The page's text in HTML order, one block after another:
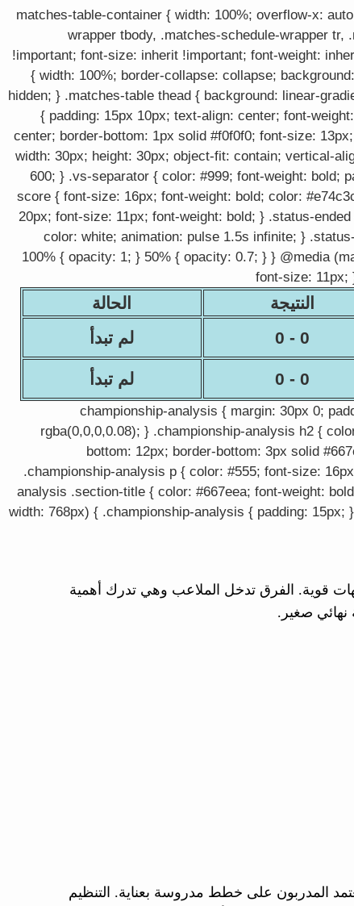
.matches-table-container { width: 100%; overflow-x:
wrapper tbody, .matches-schedule-wrapper tr,
!important; font-size: inherit !important; font-weight:
{ width: 100%; border-collapse: collapse;
hidden; } .matches-table thead { background: linear-
{ padding: 15px 10px; text-align: center; font-
center; border-bottom: 1px solid #f0f0f0; font-size:
width: 30px; height: 30px; object-fit: contain; vertical-
600; } .vs-separator { color: #999; font-weight: bold;
score { font-size: 16px; font-weight: bold; color:
20px; font-size: 11px; font-weight: bold; } .status-
color: white; animation: pulse 1.5s infinite; }
100% { opacity: 1; } 50% { opacity: 0.7; } } @media
font-size: 11px;
النتيجة الحالة
0 - 0 لم تبدأ
0 - 0 لم تبدأ
.championship-analysis { margin: 30px 0;
rgba(0,0,0,0.08); } .championship-analysis h2 {
bottom: 12px; border-bottom: 3px solid
.championship-analysis p { color: #555; font-size:
analysis .section-title { color: #667eea; font-weight:
width: 768px) { .championship-analysis { padding:
في الدوري الإنجليزي مع مباريات اليوم التي تضم 2 مواجهات قوية. الفرق تدخل الملاعب وهي تدرك أهمية
نهائي صغير.
المدربون على خطط مدروسة بعناية. التنظيم